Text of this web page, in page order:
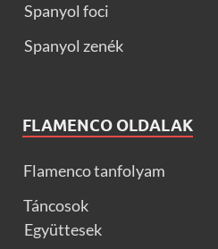
Spanyol foci
Spanyol zenék
FLAMENCO OLDALAK
Flamenco tanfolyam
Táncosok
Együttesek